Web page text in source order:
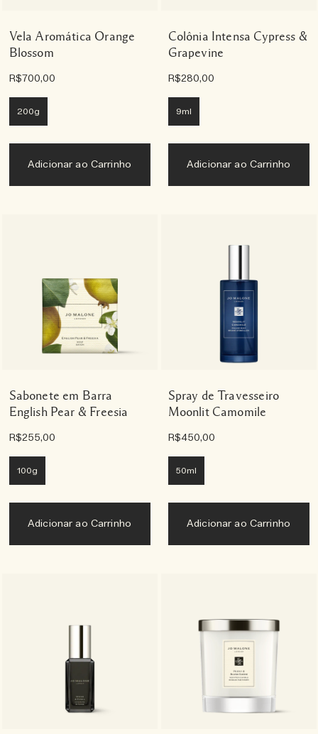
Vela Aromática Orange
Blossom
R$700,00
200g
Adicionar ao Carrinho
Colônia Intensa Cypress &
Grapevine
R$280,00
9ml
Adicionar ao Carrinho
Sabonete em Barra
English Pear & Freesia
R$255,00
100g
Adicionar ao Carrinho
Spray de Travesseiro
Moonlit Camomile
R$450,00
50ml
Adicionar ao Carrinho